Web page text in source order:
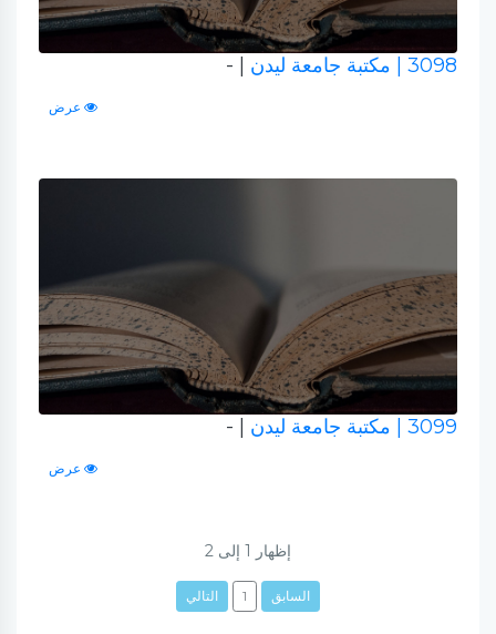
3098 | مكتبة جامعة ليدن | -
عرض
3099 | مكتبة جامعة ليدن | -
عرض
إظهار 1 إلى 2
السابق 1 التالي